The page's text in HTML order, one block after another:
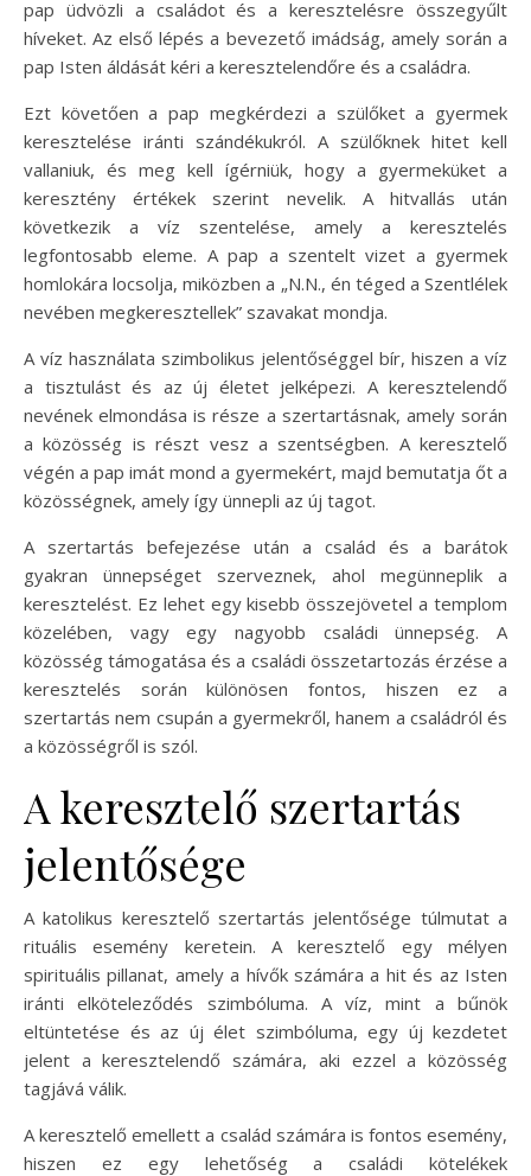
pap üdvözli a családot és a keresztelésre összegyűlt
híveket. Az első lépés a bevezető imádság, amely során a
pap Isten áldását kéri a keresztelendőre és a családra.
Ezt követően a pap megkérdezi a szülőket a gyermek
keresztelése iránti szándékukról. A szülőknek hitet kell
vallaniuk, és meg kell ígérniük, hogy a gyermeküket a
keresztény értékek szerint nevelik. A hitvallás után
következik a víz szentelése, amely a keresztelés
legfontosabb eleme. A pap a szentelt vizet a gyermek
homlokára locsolja, miközben a „N.N., én téged a Szentlélek
nevében megkeresztellek” szavakat mondja.
A víz használata szimbolikus jelentőséggel bír, hiszen a víz
a tisztulást és az új életet jelképezi. A keresztelendő
nevének elmondása is része a szertartásnak, amely során
a közösség is részt vesz a szentségben. A keresztelő
végén a pap imát mond a gyermekért, majd bemutatja őt a
közösségnek, amely így ünnepli az új tagot.
A szertartás befejezése után a család és a barátok
gyakran ünnepséget szerveznek, ahol megünneplik a
keresztelést. Ez lehet egy kisebb összejövetel a templom
közelében, vagy egy nagyobb családi ünnepség. A
közösség támogatása és a családi összetartozás érzése a
keresztelés során különösen fontos, hiszen ez a
szertartás nem csupán a gyermekről, hanem a családról és
a közösségről is szól.
A keresztelő szertartás
jelentősége
A katolikus keresztelő szertartás jelentősége túlmutat a
rituális esemény keretein. A keresztelő egy mélyen
spirituális pillanat, amely a hívők számára a hit és az Isten
iránti elköteleződés szimbóluma. A víz, mint a bűnök
eltüntetése és az új élet szimbóluma, egy új kezdetet
jelent a keresztelendő számára, aki ezzel a közösség
tagjává válik.
A keresztelő emellett a család számára is fontos esemény,
hiszen ez egy lehetőség a családi kötelékek